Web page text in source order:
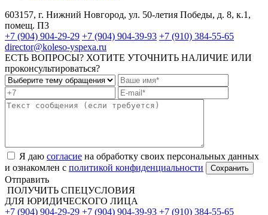
603157, г. Нижний Новгород, ул. 50-летия Победы, д. 8, к.1,
помещ. П3
+7 (904) 904-29-29 +7 (904) 904-39-93 +7 (910) 384-55-65
director@koleso-yspexa.ru
ЕСТЬ ВОПРОСЫ? ХОТИТЕ УТОЧНИТЬ НАЛИЧИЕ ИЛИ
проконсультироваться?
Я даю согласие на обработку своих персональных данных
и ознакомлен с политикой конфиденциальности
Отправить
ПОЛУЧИТЬ СПЕЦУСЛОВИЯ
ДЛЯ ЮРИДИЧЕСКОГО ЛИЦА
+7 (904) 904-29-29 +7 (904) 904-39-93 +7 (910) 384-55-65